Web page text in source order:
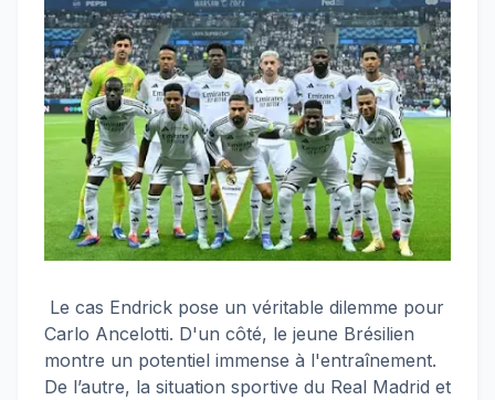
Le cas Endrick pose un véritable dilemme pour
Carlo Ancelotti. D'un côté, le jeune Brésilien
montre un potentiel immense à l'entraînement.
De l’autre, la situation sportive du Real Madrid et